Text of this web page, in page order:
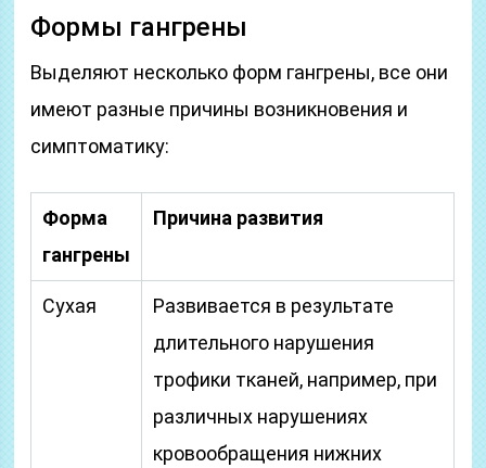
Формы гангрены
Выделяют несколько форм гангрены, все они
имеют разные причины возникновения и
симптоматику:
Форма
гангрены
Причина развития
Сухая
Развивается в результате
длительного нарушения
трофики тканей, например, при
различных нарушениях
кровообращения нижних